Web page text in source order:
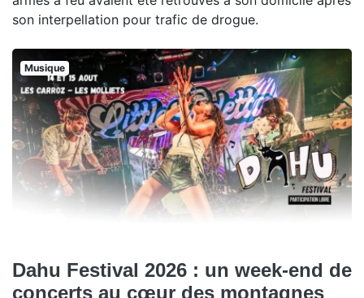
son interpellation pour trafic de drogue.
Musique
Dahu Festival 2026 : un week-end de
concerts au cœur des montagnes